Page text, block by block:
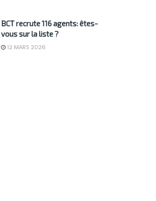
BCT recrute 116 agents: êtes-
vous sur la liste ?
12 MARS 2026